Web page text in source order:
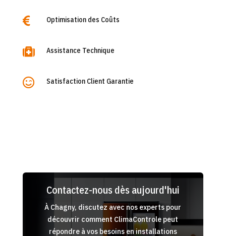
 Optimisation des Coûts
 Assistance Technique
 Satisfaction Client Garantie
Contactez-nous dès aujourd'hui
À Chagny, discutez avec nos experts pour
découvrir comment ClimaControle peut
répondre à vos besoins en installations